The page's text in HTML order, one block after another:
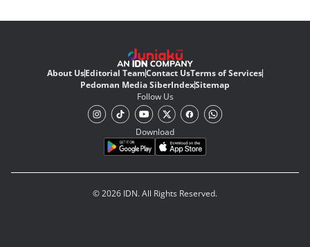
About UsEditorial TeamContact UsTerms of Services
Pedoman Media SiberIndexSitemap
Follow Us
Download
© 2026 IDN. All Rights Reserved.